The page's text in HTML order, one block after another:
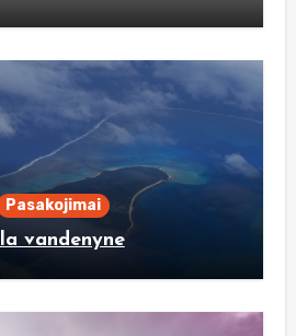
Pasakojimai
vandenyne